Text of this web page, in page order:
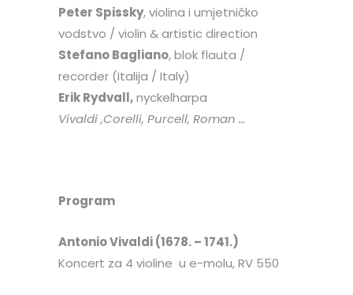
Peter Spissky, violina i umjetničko
vodstvo / violin & artistic direction
Stefano Bagliano, blok flauta /
recorder (Italija / Italy)
Erik Rydvall,nyckelharpa
Vivaldi ,Corelli, Purcell, Roman …
Program
Antonio Vivaldi (1678. – 1741.)
Koncert za 4 violine u e-molu, RV 550